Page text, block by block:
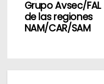
Grupo Avsec/FAL
de las regiones
NAM/CAR/SAM